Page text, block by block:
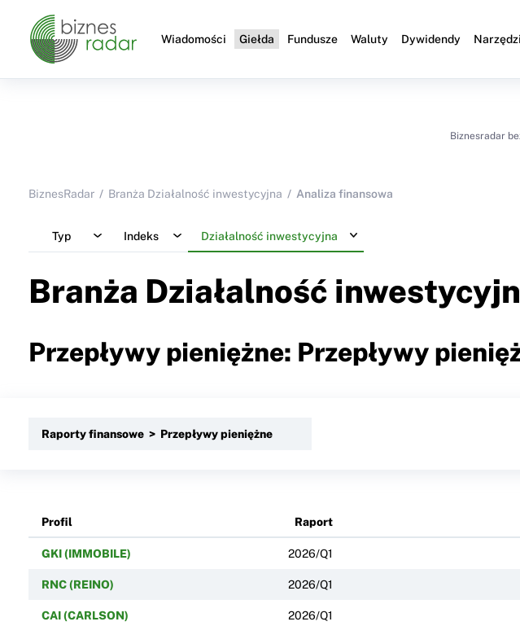
Wiadomości Giełda Fundusze Waluty Dywidendy
Biznesradar
BiznesRadar Branża Działalność inwestycyjna Analiza finansowa
Typ Indeks Działalność inwestycyjna
Branża Działalność
Przepływy pieniężne: Przepływy
Raporty finansowe > Przepływy pieniężne
Profil Raport
GKI (IMMOBILE) 2026/Q1
RNC (REINO) 2026/Q1
CAI (CARLSON) 2026/Q1